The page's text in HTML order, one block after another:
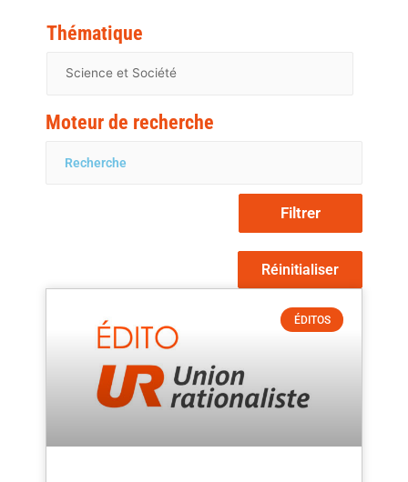
Thématique
Moteur de recherche
Filtrer
Réinitialiser
ÉDITOS